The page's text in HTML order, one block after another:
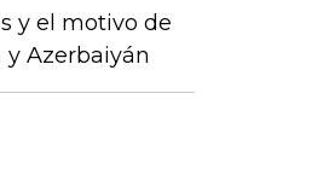
y el motivo de
y Azerbaiyán